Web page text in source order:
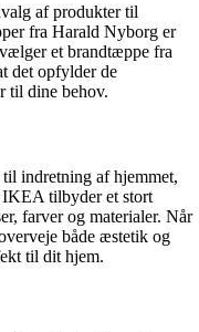
af produkter til
fra Harald Nyborg er
et brandtæppe fra
det opfylder de
til dine behov.
indretning af hjemmet,
IKEA tilbyder et stort
farver og materialer. Når
både æstetik og
til dit hjem.